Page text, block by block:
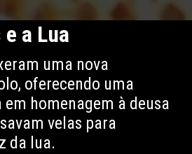
a Lua
uma nova
oferecendo uma
homenagem à deusa
velas para
da lua.